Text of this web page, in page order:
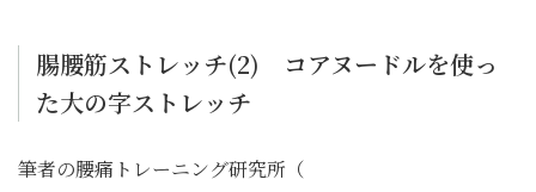
腸腰筋ストレッチ(2) コアヌードルを使っ
た大の字ストレッチ
筆者の腰痛トレーニング研究所（